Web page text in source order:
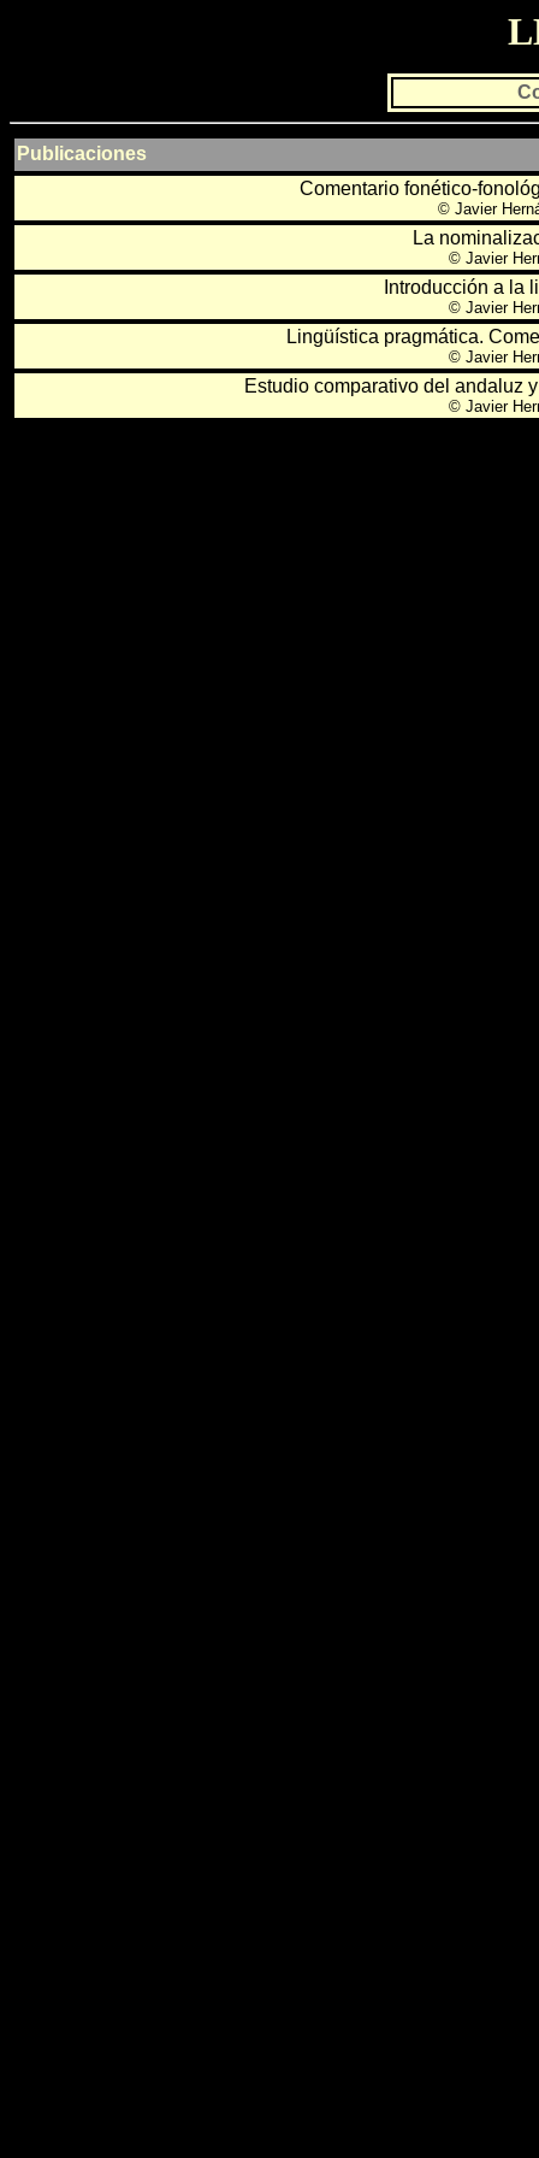
Publicaciones
Comentario fonético-
© Javier
La
© Javier
Introducción a la
© Javier
Lingüística pragmática.
© Javier
Estudio comparativo del andaluz
© Javier